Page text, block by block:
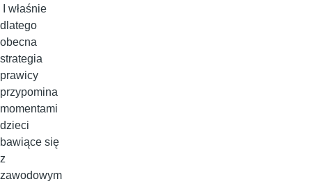
I właśnie
dlatego
obecna
strategia
prawicy
przypomina
momentami
dzieci
bawiące się
z
zawodowym